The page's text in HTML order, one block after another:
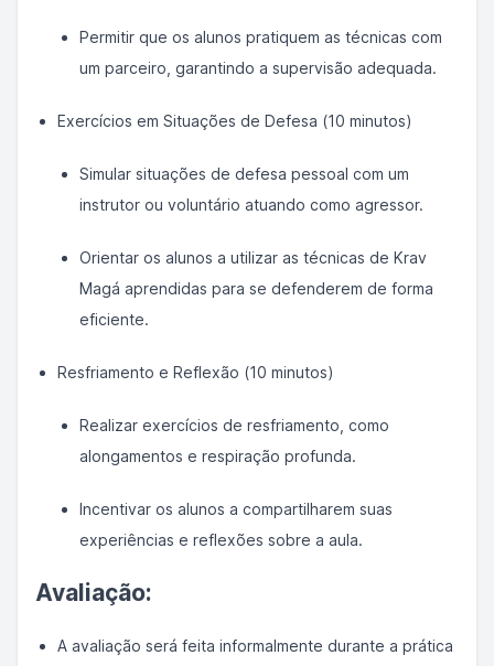
Permitir que os alunos pratiquem as técnicas com
um parceiro, garantindo a supervisão adequada.
Exercícios em Situações de Defesa (10 minutos)
Simular situações de defesa pessoal com um
instrutor ou voluntário atuando como agressor.
Orientar os alunos a utilizar as técnicas de Krav
Magá aprendidas para se defenderem de forma
eficiente.
Resfriamento e Reflexão (10 minutos)
Realizar exercícios de resfriamento, como
alongamentos e respiração profunda.
Incentivar os alunos a compartilharem suas
experiências e reflexões sobre a aula.
Avaliação:
A avaliação será feita informalmente durante a prática